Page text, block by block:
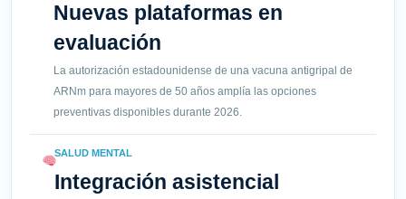
Nuevas plataformas en
evaluación
La autorización estadounidense de una vacuna antigripal de
ARNm para mayores de 50 años amplía las opciones
preventivas disponibles durante 2026.
SALUD MENTAL
Integración asistencial